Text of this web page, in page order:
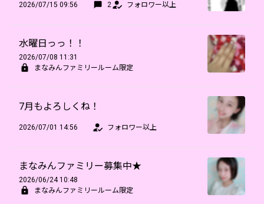
2026/07/15 09:56 2 フォロワー以上
水曜日っっ！！
2026/07/08 11:31
まなみんファミリールーム限定
7月もよろしくね！
2026/07/01 14:56 フォロワー以上
まなみんファミリー募集中★
2026/06/24 10:48
まなみんファミリールーム限定